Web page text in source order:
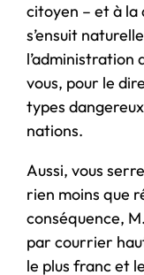
citoyen – et à la
s’ensuit
l’administration
vous, pour le
types
nations.
Aussi, vous
rien moins que
conséquence,
par courrier
le plus franc et